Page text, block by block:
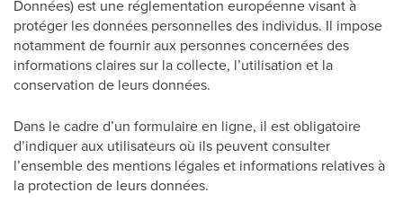
Données) est une réglementation européenne visant à
protéger les données personnelles des individus. Il impose
notamment de fournir aux personnes concernées des
informations claires sur la collecte, l’utilisation et la
conservation de leurs données.
Dans le cadre d’un formulaire en ligne, il est obligatoire
d’indiquer aux utilisateurs où ils peuvent consulter
l’ensemble des mentions légales et informations relatives à
la protection de leurs données.